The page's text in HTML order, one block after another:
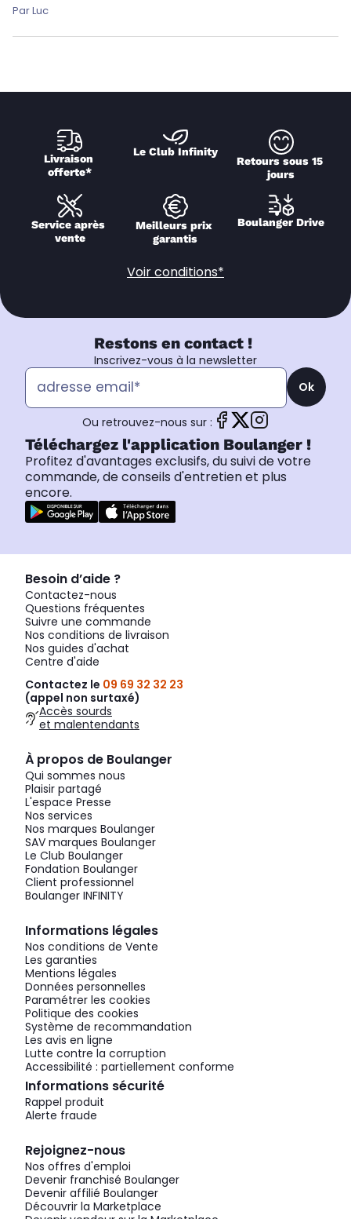
Par Luc
Livraison
offerte*
Le Club Infinity
Retours sous 15
jours
Service après
vente
Meilleurs prix
garantis
Boulanger Drive
Voir conditions*
Restons en contact !
Inscrivez-vous à la newsletter
Ok
Ou retrouvez-nous sur :
Téléchargez l'application Boulanger !
Profitez d'avantages exclusifs, du suivi de votre
commande, de conseils d'entretien et plus
encore.
Besoin d’aide ?
Contactez-nous
Questions fréquentes
Suivre une commande
Nos conditions de livraison
Nos guides d'achat
Centre d'aide
Contactez le 09 69 32 32 23
(appel non surtaxé)
Accès sourds
et malentendants
À propos de Boulanger
Qui sommes nous
Plaisir partagé
L'espace Presse
Nos services
Nos marques Boulanger
SAV marques Boulanger
Le Club Boulanger
Fondation Boulanger
Client professionnel
Boulanger INFINITY
Informations légales
Nos conditions de Vente
Les garanties
Mentions légales
Données personnelles
Paramétrer les cookies
Politique des cookies
Système de recommandation
Les avis en ligne
Lutte contre la corruption
Accessibilité : partiellement conforme
Informations sécurité
Rappel produit
Alerte fraude
Rejoignez-nous
Nos offres d'emploi
Devenir franchisé Boulanger
Devenir affilié Boulanger
Découvrir la Marketplace